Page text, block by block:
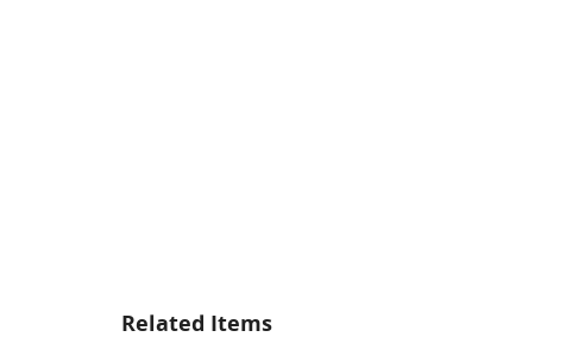
Related Items